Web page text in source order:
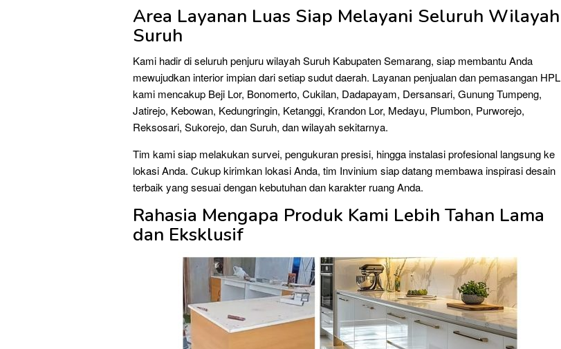
Area Layanan Luas Siap Melayani Seluruh Wilayah
Suruh
Kami hadir di seluruh penjuru wilayah Suruh Kabupaten Semarang, siap membantu Anda
mewujudkan interior impian dari setiap sudut daerah. Layanan penjualan dan pemasangan HPL
kami mencakup Beji Lor, Bonomerto, Cukilan, Dadapayam, Dersansari, Gunung Tumpeng,
Jatirejo, Kebowan, Kedungringin, Ketanggi, Krandon Lor, Medayu, Plumbon, Purworejo,
Reksosari, Sukorejo, dan Suruh, dan wilayah sekitarnya.
Tim kami siap melakukan survei, pengukuran presisi, hingga instalasi profesional langsung ke
lokasi Anda. Cukup kirimkan lokasi Anda, tim Invinium siap datang membawa inspirasi desain
terbaik yang sesuai dengan kebutuhan dan karakter ruang Anda.
Rahasia Mengapa Produk Kami Lebih Tahan Lama
dan Eksklusif